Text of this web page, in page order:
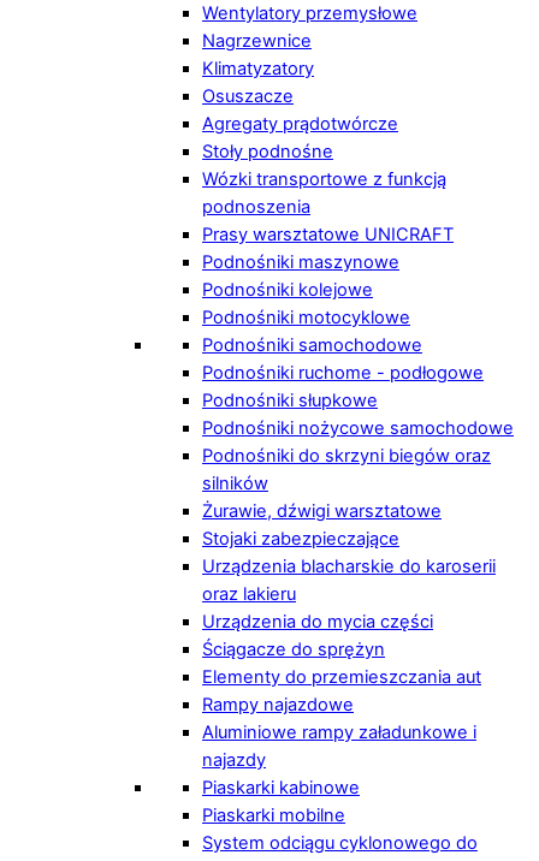
Wentylatory przemysłowe
Nagrzewnice
Klimatyzatory
Osuszacze
Agregaty prądotwórcze
Stoły podnośne
Wózki transportowe z funkcją
podnoszenia
Prasy warsztatowe UNICRAFT
Podnośniki maszynowe
Podnośniki kolejowe
Podnośniki motocyklowe
Podnośniki samochodowe
Podnośniki ruchome - podłogowe
Podnośniki słupkowe
Podnośniki nożycowe samochodowe
Podnośniki do skrzyni biegów oraz
silników
Żurawie, dźwigi warsztatowe
Stojaki zabezpieczające
Urządzenia blacharskie do karoserii
oraz lakieru
Urządzenia do mycia części
Ściągacze do sprężyn
Elementy do przemieszczania aut
Rampy najazdowe
Aluminiowe rampy załadunkowe i
najazdy
Piaskarki kabinowe
Piaskarki mobilne
System odciągu cyklonowego do